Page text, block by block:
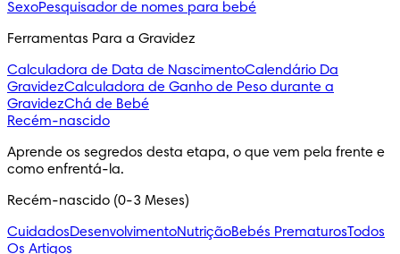
SexoPesquisador de nomes para bebé
Ferramentas Para a Gravidez
Calculadora de Data de NascimentoCalendário Da
GravidezCalculadora de Ganho de Peso durante a
GravidezChá de Bebé
Recém-nascido
Aprende os segredos desta etapa, o que vem pela frente e
como enfrentá-la.
Recém-nascido (0-3 Meses)
CuidadosDesenvolvimentoNutriçãoBebés PrematurosTodos
Os Artigos